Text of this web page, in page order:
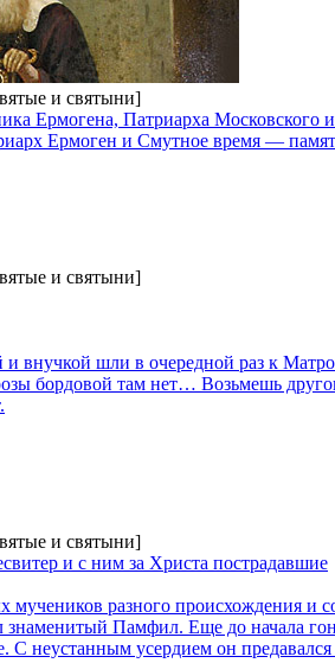
и святыни]
Ермогена, Патриарха Московского
Ермоген и Смутное время —
и святыни]
внучкой шли в очередной раз к
бордовой там нет… Возьмешь
и святыни]
и с ним за Христа пострадавшие
мучеников разного происхождения и
знаменитый Памфил. Еще до начала
С неустанным усердием он